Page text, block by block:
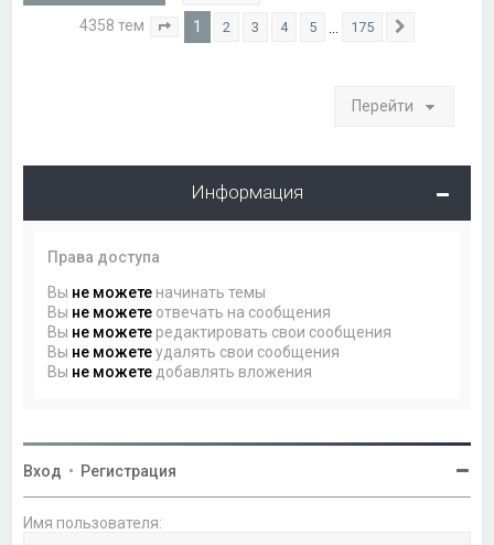
4358 тем Страница из 175
1 2 3 4 5 175
Перейти
Информация
Права доступа
Вы не можете начинать темы
Вы не можете отвечать на сообщения
Вы не можете редактировать свои сообщения
Вы не можетеудалять свои сообщения
Вы не можете добавлять вложения
Вход • Регистрация
Имя пользователя: